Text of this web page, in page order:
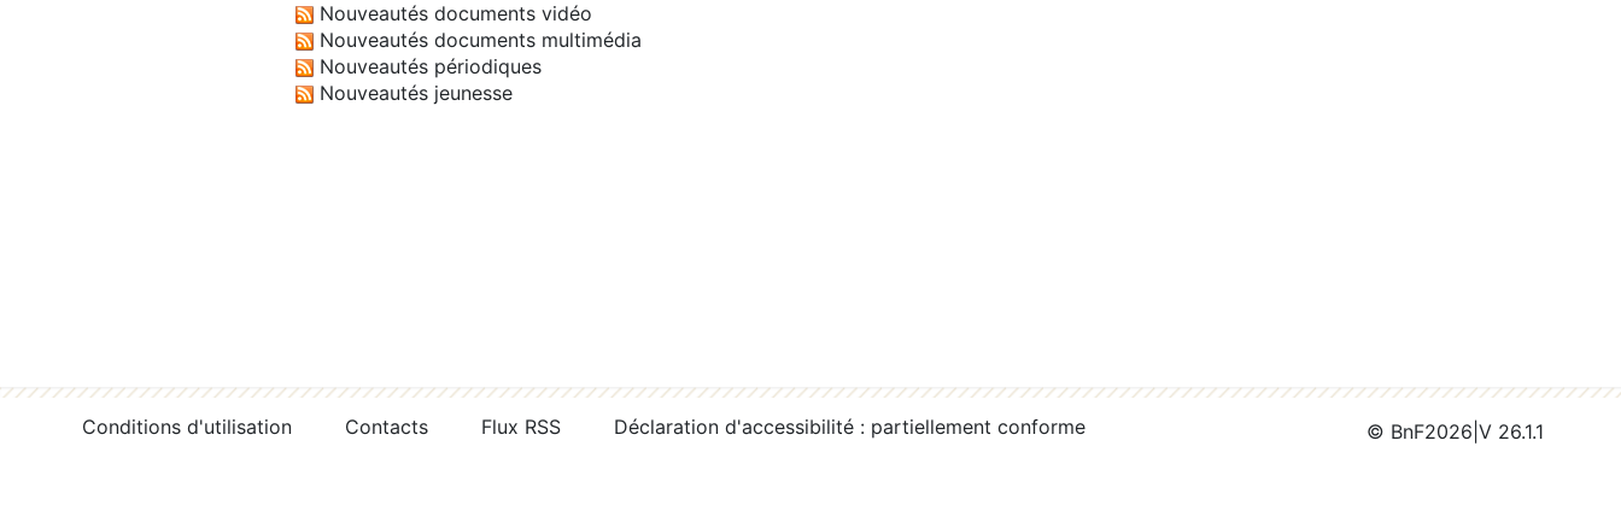
Nouveautés documents vidéo
Nouveautés documents multimédia
Nouveautés périodiques
Nouveautés jeunesse
Conditions d'utilisation Contacts Flux RSS Déclaration d'accessibilité : partiellement conforme © BnF2026 V 26.1.1